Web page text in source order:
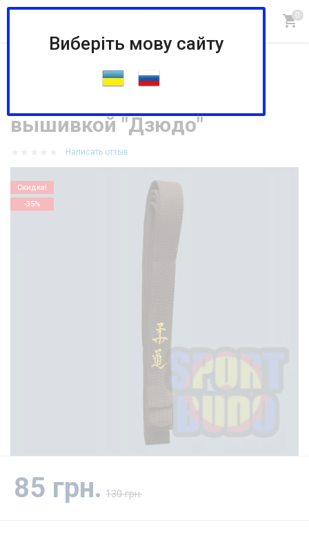
КИМОНО
Пояса для униформы
Пояс коричневый, с вышивкой "Дзюдо"
вышивкой "Дзюдо"
Написать отзыв
Скидка!
-35%
85 грн. 130 грн.
Виберіть мову сайту